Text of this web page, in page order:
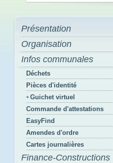
Présentation
Organisation
Infos communales
Déchets
Pièces d'identité
Guichet virtuel
Commande d'attestations
EasyFind
Amendes d'ordre
Cartes journalières
Finance-Constructions